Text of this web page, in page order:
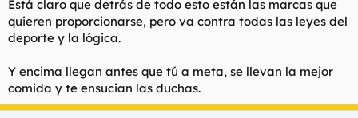
Está claro que detrás de todo esto están las marcas que
quieren proporcionarse, pero va contra todas las leyes del
deporte y la lógica.
Y encima llegan antes que tú a meta, se llevan la mejor
comida y te ensucian las duchas.